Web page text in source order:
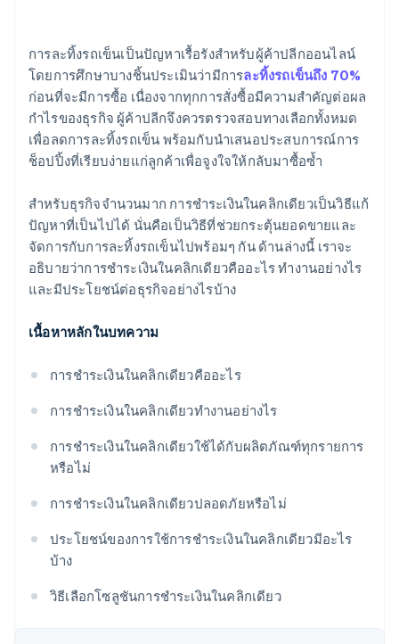
ความเข้ากันได้กับเว็บไซต์และเบราว์เซอร์
การสั่งซื้อที่แม่นยำยิ่งขึ้น
การรองรับการซื้อที่มีมูลค่าน้อยลงแต่บ่อยครั้งขึ้น
การละทิ้งรถเข็นเป็นปัญหาเรื้อรังสำหรับผู้ค้าปลีกออนไลน์
โดยการศึกษาบางชิ้นประเมินว่ามีการละทิ้งรถเข็นถึง 70%
ก่อนที่จะมีการซื้อ เนื่องจากทุกการสั่งซื้อมีความสำคัญต่อผล
กำไรของธุรกิจ ผู้ค้าปลีกจึงควรตรวจสอบทางเลือกทั้งหมด
เพื่อลดการละทิ้งรถเข็น พร้อมกับนำเสนอประสบการณ์การ
ช็อปปิ้งที่เรียบง่ายแก่ลูกค้าเพื่อจูงใจให้กลับมาซื้อซ้ำ
สำหรับธุรกิจจำนวนมาก การชำระเงินในคลิกเดียวเป็นวิธีแก้
ปัญหาที่เป็นไปได้ นั่นคือเป็นวิธีที่ช่วยกระตุ้นยอดขายและ
จัดการกับการละทิ้งรถเข็นไปพร้อมๆ กัน ด้านล่างนี้ เราจะ
อธิบายว่าการชำระเงินในคลิกเดียวคืออะไร ทำงานอย่างไร
และมีประโยชน์ต่อธุรกิจอย่างไรบ้าง
เนื้อหาหลักในบทความ
การชำระเงินในคลิกเดียวคืออะไร
การชำระเงินในคลิกเดียวทำงานอย่างไร
การชำระเงินในคลิกเดียวใช้ได้กับผลิตภัณฑ์ทุกรายการ
หรือไม่
การชำระเงินในคลิกเดียวปลอดภัยหรือไม่
ประโยชน์ของการใช้การชำระเงินในคลิกเดียวมีอะไร
บ้าง
วิธีเลือกโซลูชันการชำระเงินในคลิกเดียว